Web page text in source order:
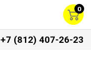
0
+7 (812) 407-26-23